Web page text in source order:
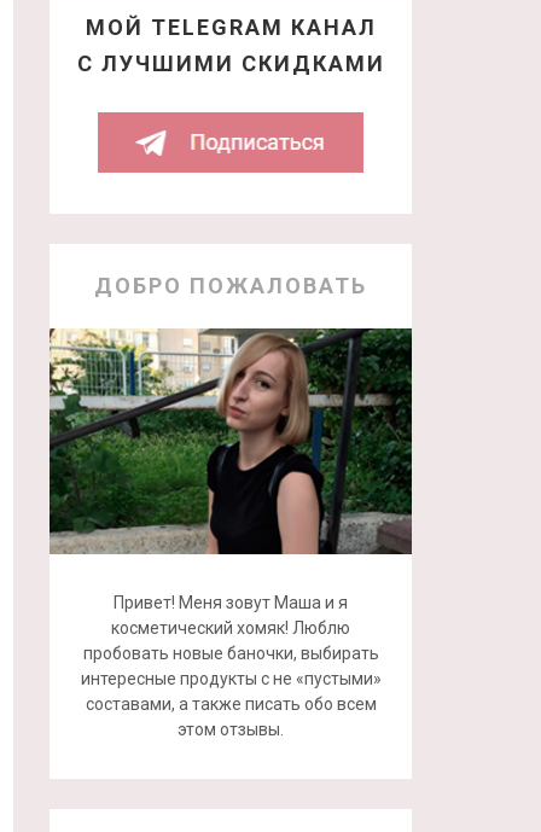
МОЙ TELEGRAM КАНАЛ
С ЛУЧШИМИ СКИДКАМИ
ДОБРО ПОЖАЛОВАТЬ
Привет! Меня зовут Маша и я
косметический хомяк! Люблю
пробовать новые баночки, выбирать
интересные продукты с не «пустыми»
составами, а также писать обо всем
этом отзывы.